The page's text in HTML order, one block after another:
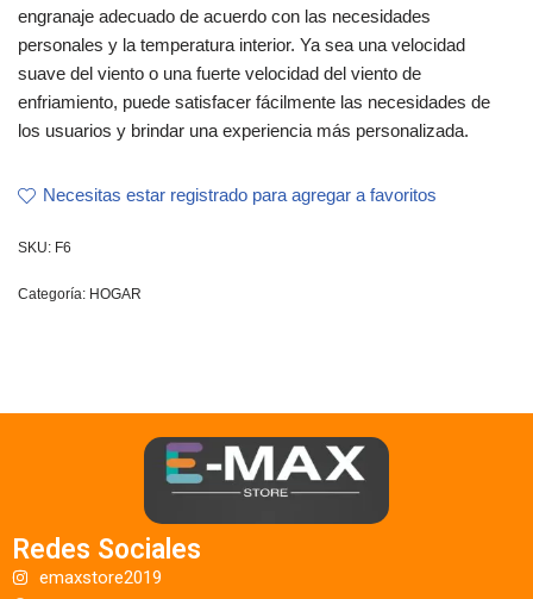
engranaje adecuado de acuerdo con las necesidades
personales y la temperatura interior. Ya sea una velocidad
suave del viento o una fuerte velocidad del viento de
enfriamiento, puede satisfacer fácilmente las necesidades de
los usuarios y brindar una experiencia más personalizada.
Necesitas estar registrado para agregar a favoritos
SKU: F6
Categoría: HOGAR
Redes Sociales
emaxstore2019